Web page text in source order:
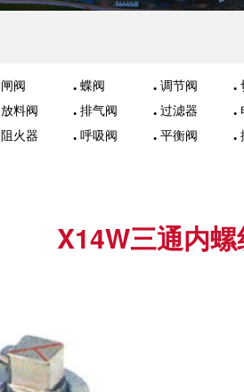
闸阀 蝶阀 调节阀
放料阀 排气阀 过滤器
阻火器 呼吸阀 平衡阀
X14W三通内